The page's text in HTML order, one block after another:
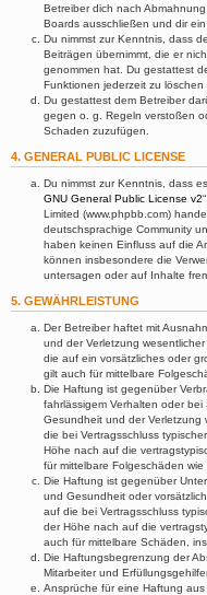
Betreiber dich nach
Boards ausschließen und dir ein
Du nimmst zur Kenntnis, dass
Beiträgen übernimmt, die er
genommen hat. Du gestattest
Funktionen jederzeit zu löschen
Du gestattest dem Betreiber
gegen o. g. Regeln verstoßen
Schaden zuzufügen.
4. GENERAL PUBLIC LICENSE
Du nimmst zur Kenntnis, dass
GNU General Public License v2
Limited (www.phpbb.com)
deutschsprachige Community
haben keinen Einfluss auf die
können insbesondere die
untersagen oder auf Inhalte
5. GEWÄHRLEISTUNG
Der Betreiber haftet mit
und der Verletzung
die auf ein vorsätzliches oder
gilt auch für mittelbare
Die Haftung ist gegenüber
fahrlässigem Verhalten oder
Gesundheit und der Verletzung
die bei Vertragsschluss
Höhe nach auf die
für mittelbare Folgeschäden
Die Haftung ist gegenüber
und Gesundheit oder
auf die bei Vertragsschluss
der Höhe nach auf die
auch für mittelbare Schäden,
Die Haftungsbegrenzung der
Mitarbeiter und
Ansprüche für eine Haftung